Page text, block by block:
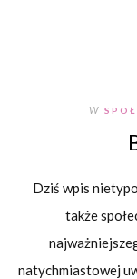
W
Dziś wpis
także
natychmiastowej